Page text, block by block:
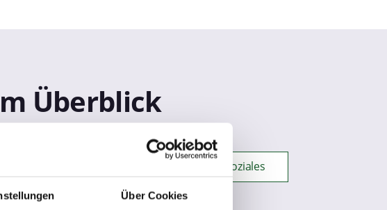
Über Cookies
Überblick
Gesundheit + Pflege + Soziales